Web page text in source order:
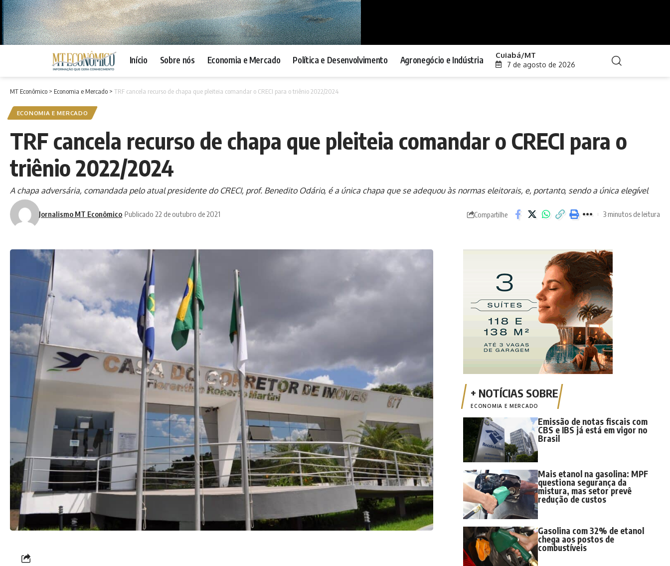
Início Sobre nós Economia e Mercado Política e Desenvolvimento Agronegócio e Indústria Cuiabá/MT
7 de agosto de 2026
MT Econômico > Economia e Mercado > TRF cancela recurso de chapa que pleiteia comandar o CRECI para o triênio 2022/2024
ECONOMIA E MERCADO
TRF cancela recurso de chapa que pleiteia comandar o CRECI para o
triênio 2022/2024
A chapa adversária, comandada pelo atual presidente do CRECI, prof. Benedito Odário, é a única chapa que se adequou às normas eleitorais, e, portanto, sendo a única elegível
Jornalismo MT Econômico Publicado 22 de outubro de 2021 Compartilhe 3 minutos de leitura
ECONOMIA E MERCADO
Emissão de notas fiscais com
CBS e IBS já está em vigor no
Brasil
Mais etanol na gasolina: MPF
questiona segurança da
mistura, mas setor prevê
redução de custos
Gasolina com 32% de etanol
chega aos postos de
combustíveis